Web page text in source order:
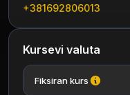
+381692806013
Kursevi valuta
Fiksiran kurs